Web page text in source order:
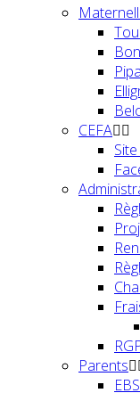
CEFA
Parents
EBS